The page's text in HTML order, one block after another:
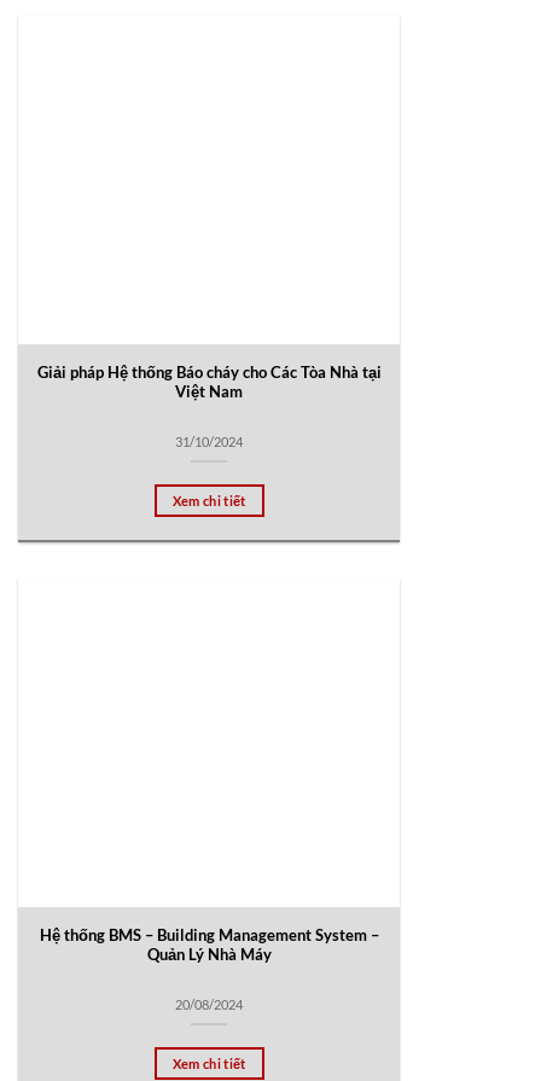
Giải pháp Hệ thống Báo cháy cho Các Tòa Nhà tại
Việt Nam
31/10/2024
Xem chi tiết
Hệ thống BMS – Building Management System –
Quản Lý Nhà Máy
20/08/2024
Xem chi tiết